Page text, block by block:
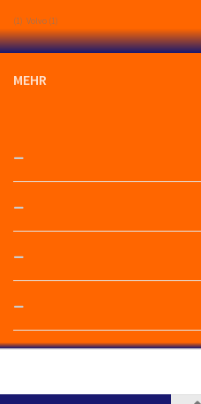
(1) Volvo (1)
MEHR